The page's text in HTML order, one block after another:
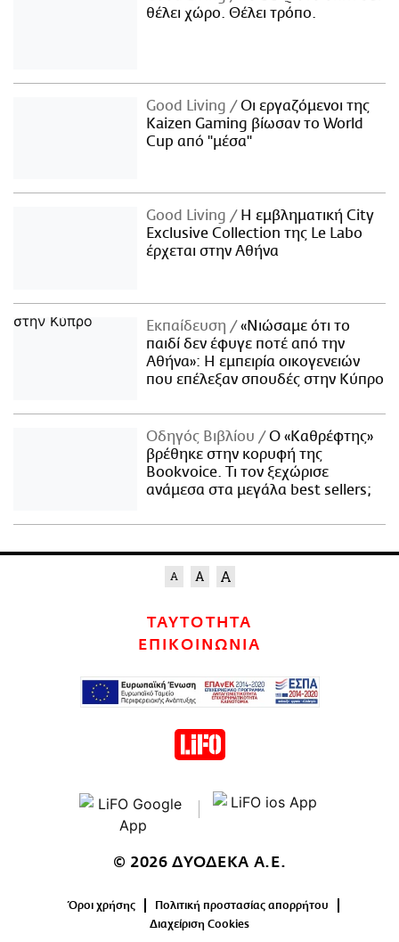
θέλει χώρο. Θέλει τρόπο.
Good Living
Οι εργαζόμενοι της
Kaizen Gaming βίωσαν το World
Cup από "μέσα"
Good Living
Η εμβληματική City
Exclusive Collection της Le Labo
έρχεται στην Αθήνα
Εκπαίδευση
«Νιώσαμε ότι το
παιδί δεν έφυγε ποτέ από την
Αθήνα»: Η εμπειρία οικογενειών
που επέλεξαν σπουδές στην Κύπρο
Οδηγός Βιβλίου
Ο «Καθρέφτης»
βρέθηκε στην κορυφή της
Bookvoice. Τι τον ξεχώρισε
ανάμεσα στα μεγάλα best sellers;
ΤΑΥΤΟΤΗΤΑ
ΕΠΙΚΟΙΝΩΝΙΑ
© 2026 ΔΥΟΔΕΚΑ Α.Ε.
Όροι χρήσης
Πολιτική προστασίας απορρήτου
Διαχείριση Cookies